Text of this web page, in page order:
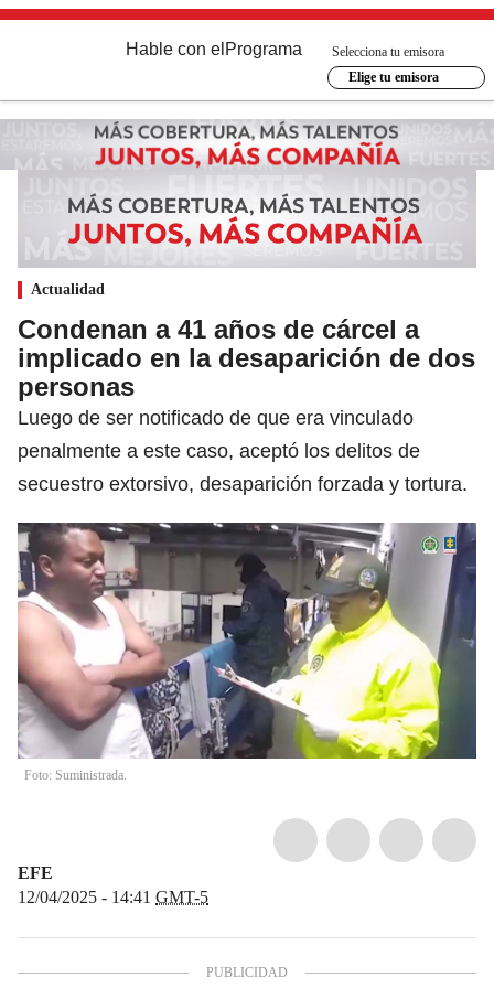
Hable con el Programa
Selecciona tu emisora
Elige tu emisora
Actualidad
Condenan a 41 años de cárcel a
implicado en la desaparición de dos
personas
Luego de ser notificado de que era vinculado
penalmente a este caso, aceptó los delitos de
secuestro extorsivo, desaparición forzada y tortura.
Foto: Suministrada.
EFE
12/04/2025 - 14:41 GMT-5